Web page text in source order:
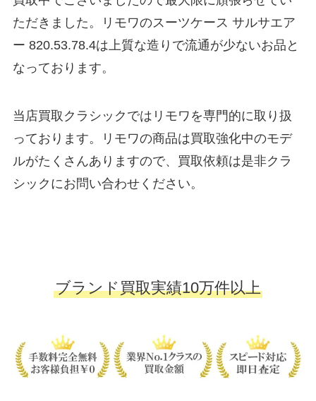
ただきました。リモワのスーツケース サルサエア
ー 820.53.78.4は上質な造りで流通が少ないお品と
なっております。
当店買取クラシックではリモワを専門的に取り扱
っております。リモワの商品は買取強化中のモデ
ルがたくさんありますので、買取依頼は是非クラ
シックにお問い合わせください。
ブランド買取実績10万件以上